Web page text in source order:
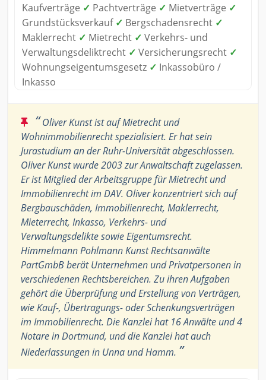
Kaufverträge ✓ Pachtverträge ✓ Mietverträge ✓
Grundstücksverkauf ✓ Bergschadensrecht ✓
Maklerrecht ✓ Mietrecht ✓ Verkehrs- und
Verwaltungsdeliktrecht ✓ Versicherungsrecht ✓
Wohnungseigentumsgesetz ✓ Inkassobüro /
Inkasso
“Oliver Kunst ist auf Mietrecht und
Wohnimmobilienrecht spezialisiert. Er hat sein
Jurastudium an der Ruhr-Universität abgeschlossen.
Oliver Kunst wurde 2003 zur Anwaltschaft zugelassen.
Er ist Mitglied der Arbeitsgruppe für Mietrecht und
Immobilienrecht im DAV. Oliver konzentriert sich auf
Bergbauschäden, Immobilienrecht, Maklerrecht,
Mieterrecht, Inkasso, Verkehrs- und
Verwaltungsdelikte sowie Eigentumsrecht.
Himmelmann Pohlmann Kunst Rechtsanwälte
PartGmbB berät Unternehmen und Privatpersonen in
verschiedenen Rechtsbereichen. Zu ihren Aufgaben
gehört die Überprüfung und Erstellung von Verträgen,
wie Kauf-, Übertragungs- oder Schenkungsverträgen
im Immobilienrecht. Die Kanzlei hat 16 Anwälte und 4
Notare in Dortmund, und die Kanzlei hat auch
Niederlassungen in Unna und Hamm. ”